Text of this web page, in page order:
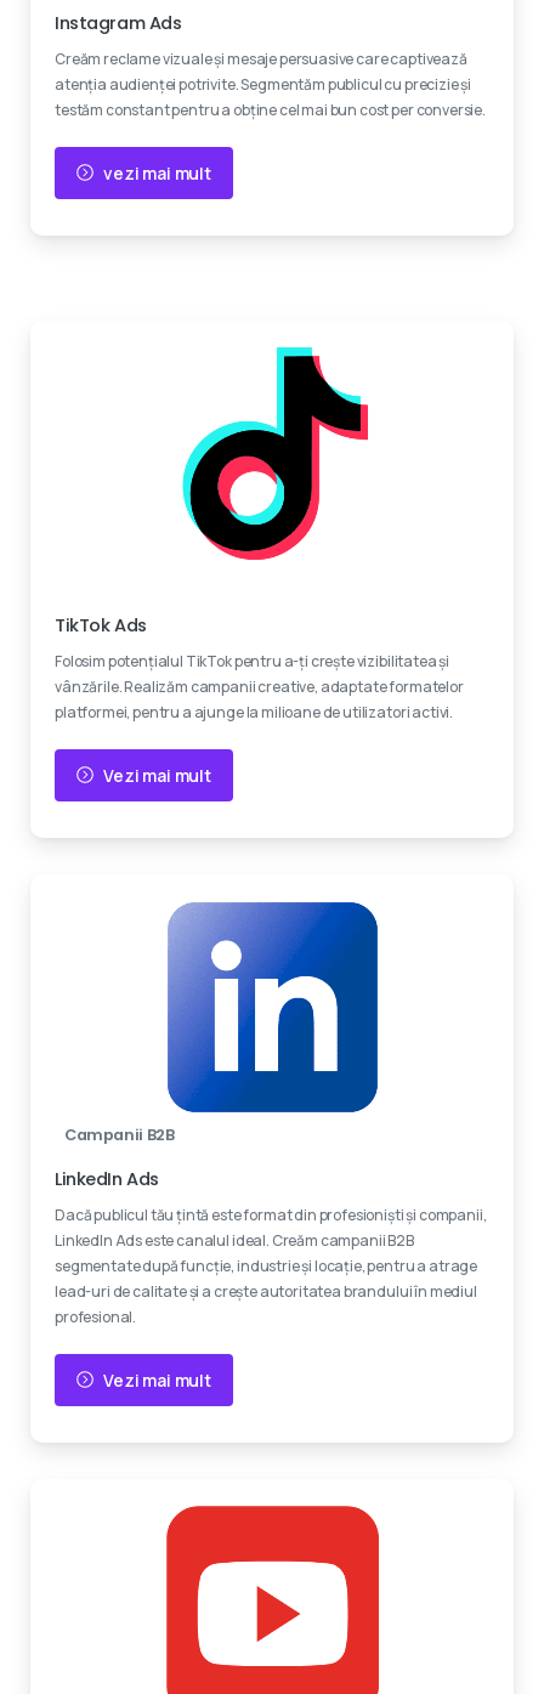
Instagram Ads
Creăm reclame vizuale și mesaje persuasive care captivează
atenția audienței potrivite. Segmentăm publicul cu precizie și
testăm constant pentru a obține cel mai bun cost per conversie.
vezi mai mult
TikTok Ads
Folosim potențialul TikTok pentru a-ți crește vizibilitatea și
vânzările. Realizăm campanii creative, adaptate formatelor
platformei, pentru a ajunge la milioane de utilizatori activi.
Vezi mai mult
Campanii B2B
LinkedIn Ads
Dacă publicul tău țintă este format din profesioniști și companii,
LinkedIn Ads este canalul ideal. Creăm campanii B2B
segmentate după funcție, industrie și locație, pentru a atrage
lead-uri de calitate și a crește autoritatea brandului în mediul
profesional.
Vezi mai mult